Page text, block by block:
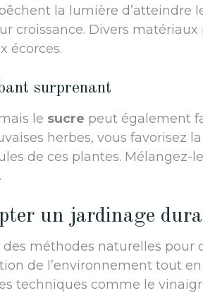
la lumière d’atteindre
croissance. Divers
écorces.
surprenant
le sucre peut également
herbes, vous favorisez
de ces plantes. Mélangez-
un jardinage
des méthodes naturelles pour
de l’environnement tout
techniques comme le